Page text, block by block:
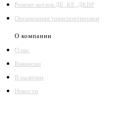
Ремонт котлов ДЕ, КЕ, ДКВР
Организация транспортировки
О компании
О нас
Вакансии
В наличии
Новости